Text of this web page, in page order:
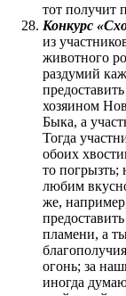
тот получит
Конкурс
из
животного
раздумий
хозяином
Быка, а
Тогда
обоих
то
любим
же,
пламени, а
огонь; за
иногда